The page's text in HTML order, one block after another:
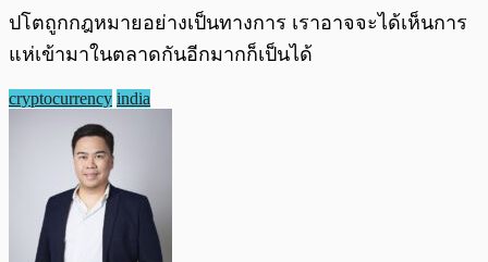
ปโตถูกกฎหมายอย่างเป็นทางการ เราอาจจะได้เห็นการ
แห่เข้ามาในตลาดกันอีกมากก็เป็นได้
cryptocurrency india